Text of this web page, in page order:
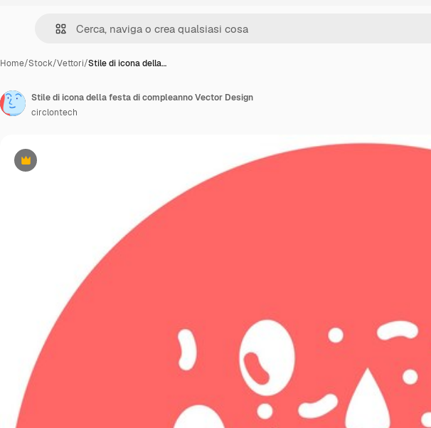
Home/Stock/Vettori/Stile di icona della…
Premium
Stile di icona della festa di compleanno Vector Design
circlontech